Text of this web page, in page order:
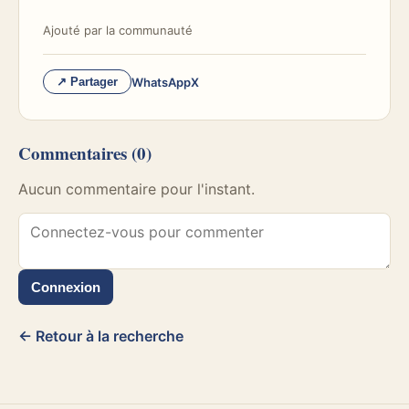
Ajouté par la communauté
↗ Partager WhatsAppX
Commentaires (0)
Aucun commentaire pour l'instant.
Connexion
← Retour à la recherche